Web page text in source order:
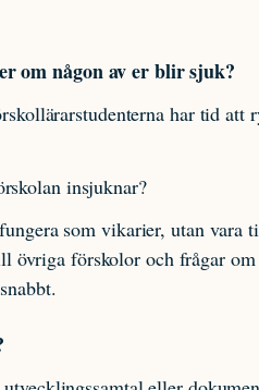
om någon av er blir sjuk?
har tid att
insjuknar?
som vikarier, utan vara
övriga förskolor och frågar om